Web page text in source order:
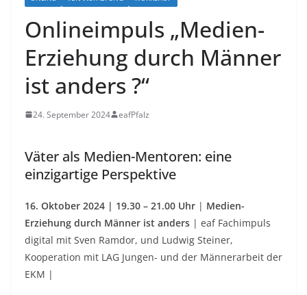
Onlineimpuls „Medien-
Erziehung durch Männer
ist anders ?“
24. September 2024 eafPfalz
Väter als Medien-Mentoren: eine
einzigartige Perspektive
16. Oktober 2024 | 19.30 – 21.00 Uhr | Medien-
Erziehung durch Männer ist anders | eaf Fachimpuls
digital mit Sven Ramdor, und Ludwig Steiner,
Kooperation mit LAG Jungen- und der Männerarbeit der
EKM |